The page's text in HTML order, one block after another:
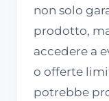
non solo
prodotto,
accedere a
o offerte
potrebbe